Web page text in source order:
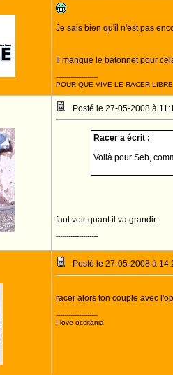
Je sais bien qu'il n'est pas
Il manque le batonnet pour
--------------------
POUR QUE VIVE LE RACER
Posté le 27-05-2008 à
Racer a écrit :
Voilà pour Seb,
faut voir quant il va grandir
--------------------
Posté le 27-05-2008 à
racer alors ton couple avec
--------------------
I love occitania